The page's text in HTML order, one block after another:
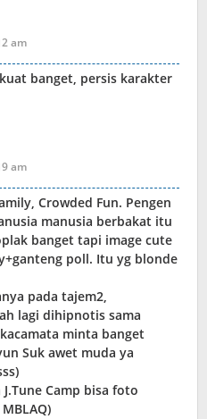
am
banget, persis karakter
am
Crowded Fun. Pengen
manusia berbakat itu
banget tapi image cute
poll. Itu yg blonde
pada tajem2,
lagi dihipnotis sama
minta banget
Suk awet muda ya
Camp bisa foto